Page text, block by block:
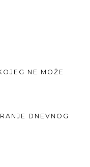
NE MOŽE
DNEVNOG